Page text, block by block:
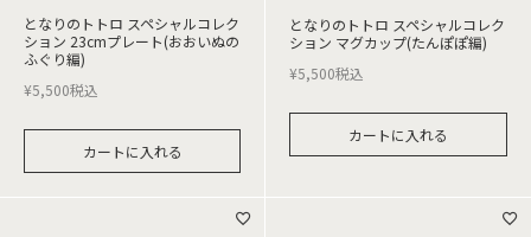
となりのトトロ スペシャルコレク
ション 23cmプレート(おおいぬの
ふぐり編)
¥5,500税込
カートに入れる
となりのトトロ スペシャルコレク
ション マグカップ(たんぽぽ編)
¥5,500税込
カートに入れる